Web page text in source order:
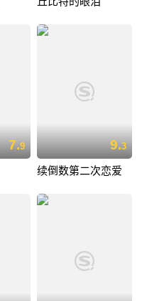
7.9 9.3
续倒数第二次恋爱